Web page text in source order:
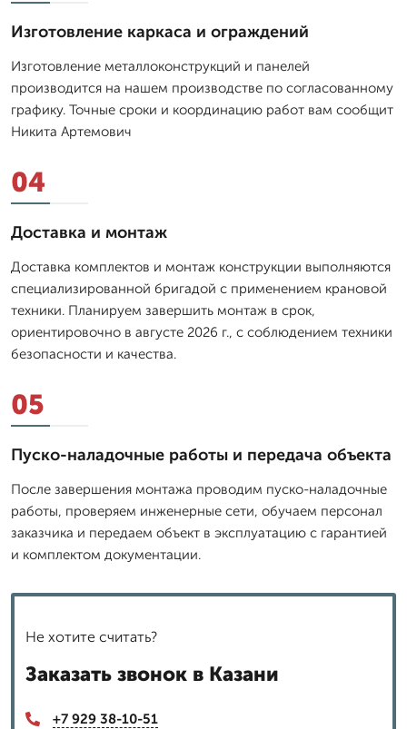
Изготовление каркаса и ограждений
Изготовление металлоконструкций и панелей
производится на нашем производстве по согласованному
графику. Точные сроки и координацию работ вам сообщит
Никита Артемович
04
Доставка и монтаж
Доставка комплектов и монтаж конструкции выполняются
специализированной бригадой с применением крановой
техники. Планируем завершить монтаж в срок,
ориентировочно в августе 2026 г., с соблюдением техники
безопасности и качества.
05
Пуско-наладочные работы и передача объекта
После завершения монтажа проводим пуско-наладочные
работы, проверяем инженерные сети, обучаем персонал
заказчика и передаем объект в эксплуатацию с гарантией
и комплектом документации.
Не хотите считать?
Заказать звонок в Казани
+7 929 38-10-51